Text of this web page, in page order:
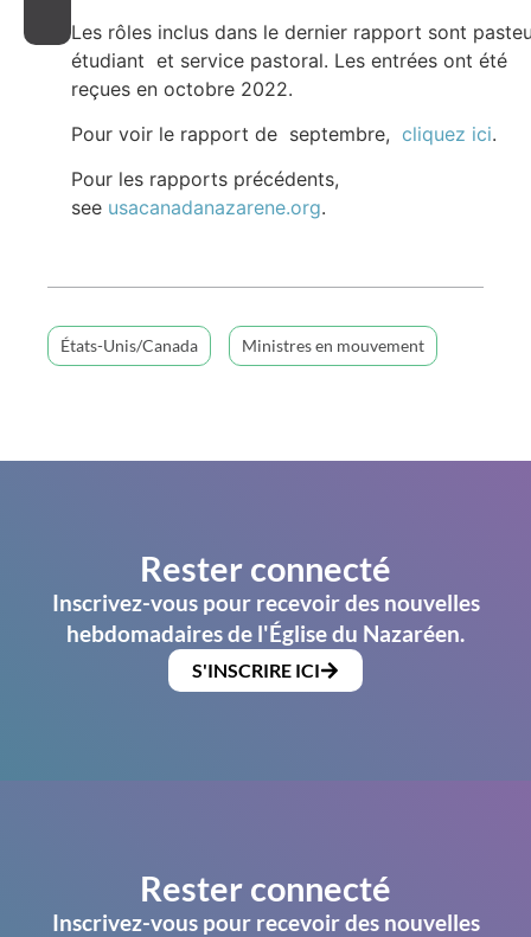
Les rôles inclus dans le dernier rapport sont
étudiant et service pastoral. Les entrées ont été
reçues en octobre 2022.
Pour voir le rapport de septembre, cliquez ici.
Pour les rapports précédents,
see usacanadanazarene.org.
États-Unis/Canada Ministres en mouvement
Rester connecté
Inscrivez-vous pour recevoir des nouvelles
hebdomadaires de l'Église du Nazaréen.
S'INSCRIRE ICI
Rester connecté
Inscrivez-vous pour recevoir des nouvelles